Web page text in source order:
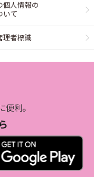
個人情報の
いて
理者標識
利。